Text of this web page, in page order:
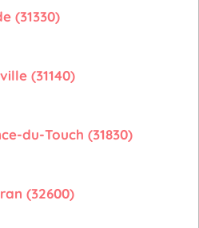
(31330)
(31140)
du-Touch (31830)
(32600)